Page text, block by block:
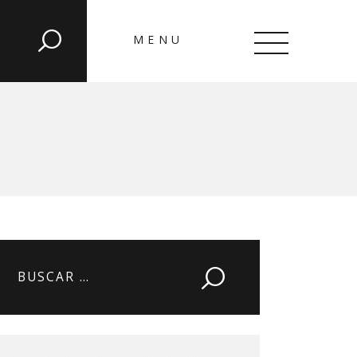
MENU
CLOSE
Buscar: